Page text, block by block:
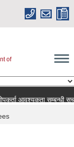
of
आवश्यकता सम्बन्धी सूचना!